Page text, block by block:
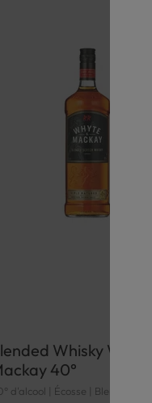
Whisky Whyte
40°
d'alcool | Écosse | Blended